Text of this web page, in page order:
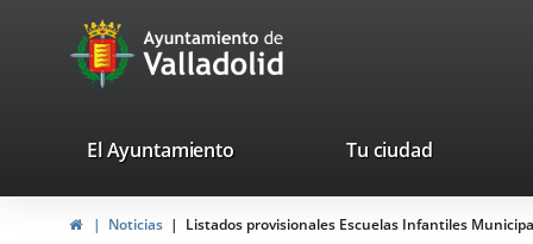
Portal
Web
Ayuntamiento
de
valladolid.es
El Ayuntamiento Tu ciudad
HomeNoticias Listados provisionales Escuelas Infantiles